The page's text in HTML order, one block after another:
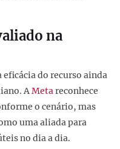
na
do recurso ainda
AMetareconhece
o cenário, mas
uma aliada para
no dia a dia.